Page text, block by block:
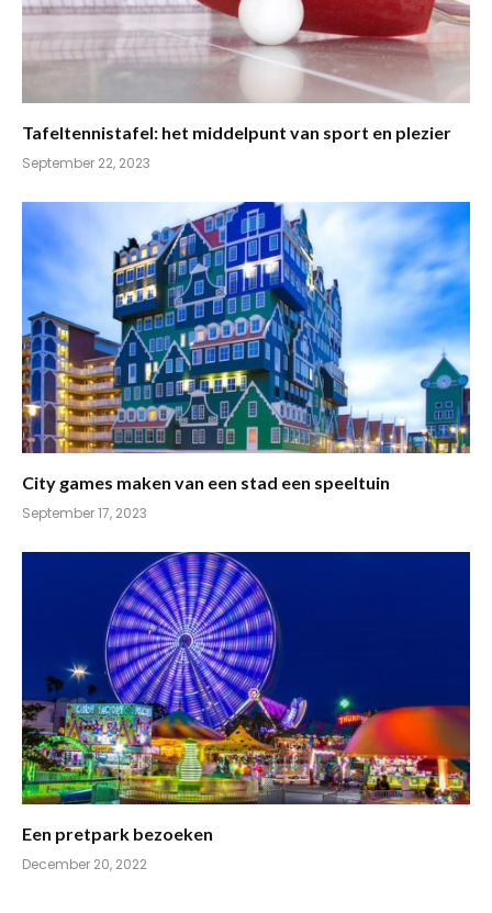
Tafeltennistafel: het middelpunt van sport en plezier
September 22, 2023
City games maken van een stad een speeltuin
September 17, 2023
Een pretpark bezoeken
December 20, 2022